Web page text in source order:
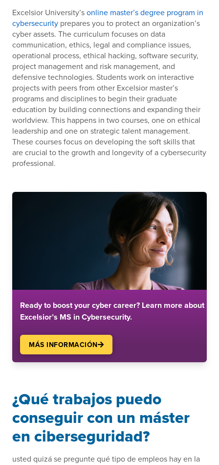
Excelsior University’sonline master’s degree program in
cybersecurity prepares you to protect an organization’s
cyber assets. The curriculum focuses on data
communication, ethics, legal and compliance issues,
operational process, ethical hacking, software security,
project management and risk management, and
defensive technologies. Students work on interactive
projects with peers from other Excelsior master’s
programs and disciplines to begin their graduate
education by building connections and expanding their
worldview. This happens in two courses, one on ethical
leadership and one on strategic talent management.
These courses focus on developing the soft skills that
are crucial to the growth and longevity of a cybersecurity
professional.
Ready to boost your cyber career? Learn more about
Excelsior’s MS in Cybersecurity.
MÁS INFORMACIÓN
¿Qué trabajos puedo
conseguir con un máster
en ciberseguridad?
usted quizá se pregunte qué tipo de empleos hay en la